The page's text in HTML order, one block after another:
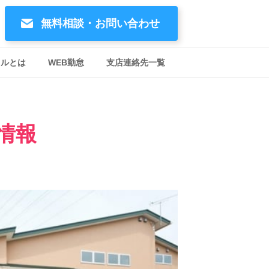
無料相談・お問い合わせ
とは WEB勤怠 支店連絡先一覧
報